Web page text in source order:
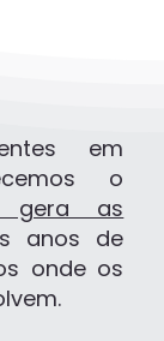
em
o
gera as
anos de
onde os